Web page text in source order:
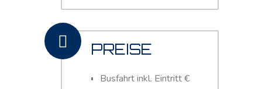
PREISE
Busfahrt inkl. Eintritt €